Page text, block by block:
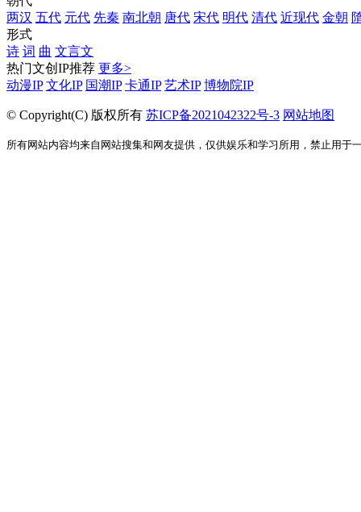
两汉 五代 元代 先秦 南北朝 唐代 宋代 明代 清代 近现代 金朝
形式
诗 词 曲 文言文
热门文创IP推荐 更多>
动漫IP 文化IP 国潮IP 卡通IP 艺术IP 博物院IP
© Copyright(C) 版权所有 苏ICP备2021042322号-3 网站地图
所有网站内容均来自网站搜集和网友提供，仅供娱乐和学习所用，禁止用于